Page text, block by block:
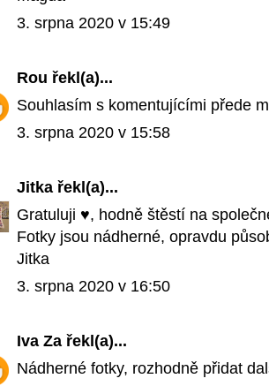
3. srpna 2020 v 15:49
Rou řekl(a)...
Souhlasím s komentujícími přede
3. srpna 2020 v 15:58
Jitka řekl(a)...
Gratuluji ♥, hodně štěstí na
Fotky jsou nádherné, opravdu
Jitka
3. srpna 2020 v 16:50
Iva Za řekl(a)...
Nádherné fotky, rozhodně přidat